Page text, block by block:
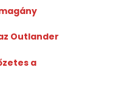
Outlander
a